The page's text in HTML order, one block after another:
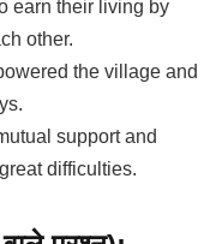
earn their living by
other.
the village and
support and
difficulties.